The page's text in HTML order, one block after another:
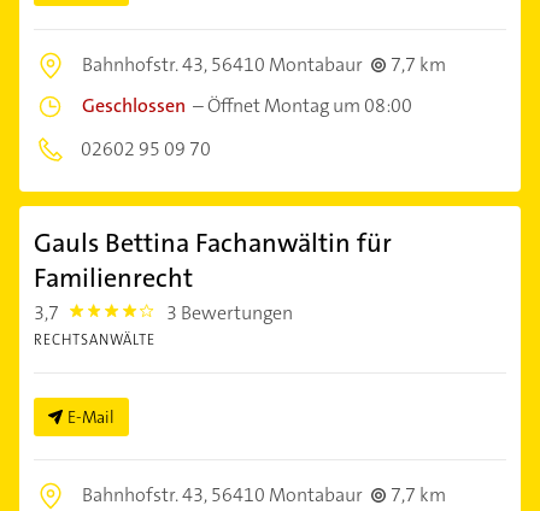
Bahnhofstr. 43,56410 Montabaur
7,7 km
Geschlossen –Öffnet Montag um 08:00
02602 95 09 70
Gauls Bettina Fachanwältin für
Familienrecht
3,7 3.7 3 Bewertungen
RECHTSANWÄLTE
E-Mail
Bahnhofstr. 43,56410 Montabaur 7,7 km